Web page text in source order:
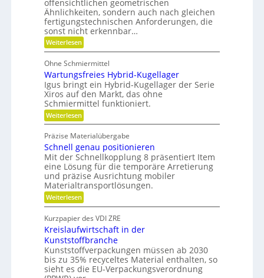
n
d
e
t
r
i
e
b
e
-
a
m
i
l
i
e
l
e
x
i
b
i
l
i
t
ä
t
offensichtlichen geometrischen
Ähnlichkeiten, sondern auch nach gleichen
fertigungstechnischen Anforderungen, die
sonst nicht erkennbar…
Weiterlesen:
P
t
e
n
z
i
a
l
e
d
e
r
B
a
u
t
e
i
l
b
e
s
c
h
a
f
f
Ohne Schmiermittel
Wartungsfreies Hybrid-Kugellager
Igus bringt ein Hybrid-Kugellager der Serie
Xiros auf den Markt, das ohne
Schmiermittel funktioniert.
Weiterlesen:
W
r
t
u
n
g
s
f
r
e
e
s
H
y
b
r
i
Präzise Materialübergabe
Schnell genau positionieren
Mit der Schnellkopplung 8 präsentiert Item
eine Lösung für die temporäre Arretierung
und präzise Ausrichtung mobiler
Materialtransportlösungen.
Weiterlesen:
S
h
n
e
l
l
g
e
Kurzpapier des VDI ZRE
Kreislaufwirtschaft in der
Kunststoffbranche
Kunststoffverpackungen müssen ab 2030
bis zu 35% recyceltes Material enthalten, so
sieht es die EU-Verpackungsverordnung